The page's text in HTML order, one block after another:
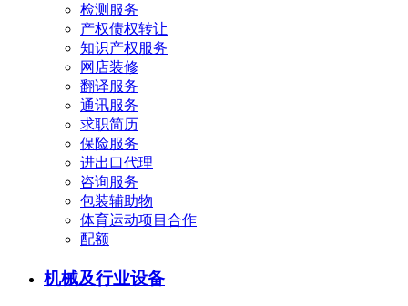
检测服务
产权债权转让
知识产权服务
网店装修
翻译服务
通讯服务
求职简历
保险服务
进出口代理
咨询服务
包装辅助物
体育运动项目合作
配额
机械及行业设备